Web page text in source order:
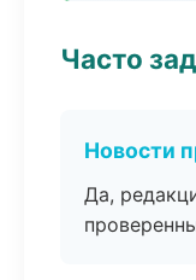
Часто
Новости
Да,